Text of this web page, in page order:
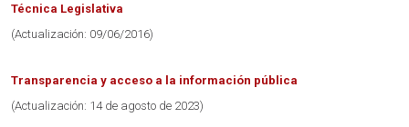
Técnica Legislativa
(Actualización: 09/06/2016)
Transparencia y acceso a la información pública
(Actualización: 14 de agosto de 2023)